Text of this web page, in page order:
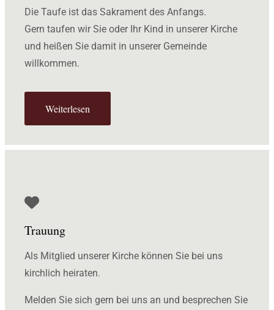
Die Taufe ist das Sakrament des Anfangs.
Gern taufen wir Sie oder Ihr Kind in unserer Kirche
und heißen Sie damit in unserer Gemeinde
willkommen.
Weiterlesen
Trauung
Als Mitglied unserer Kirche können Sie bei uns
kirchlich heiraten.
Melden Sie sich gern bei uns an und besprechen Sie